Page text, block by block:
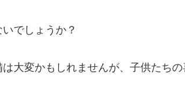
でしょうか？
大変かもしれませんが、子供たち